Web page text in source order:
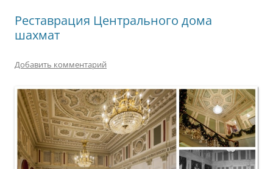
Реставрация Центрального дома
шахмат
Добавить комментарий